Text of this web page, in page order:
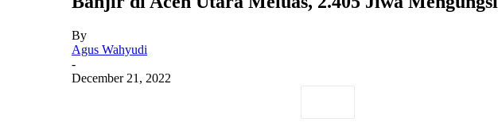
By
Agus Wahyudi
-
December 21, 2022